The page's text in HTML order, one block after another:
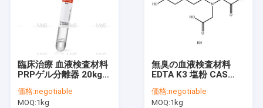
臨床治療 血液検査材料
PRPゲル分離器 20kg/
価格:negotiable
MOQ:1kg
無臭の血液検査材料
EDTA K3 塩粉 CAS
価格:negotiable
MOQ:1kg